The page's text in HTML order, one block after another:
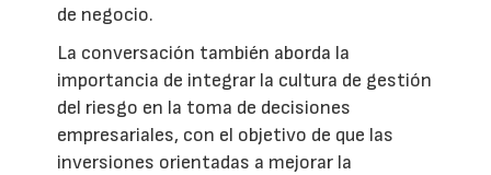
de negocio.
La conversación también aborda la
importancia de integrar la cultura de gestión
del riesgo en la toma de decisiones
empresariales, con el objetivo de que las
inversiones orientadas a mejorar la